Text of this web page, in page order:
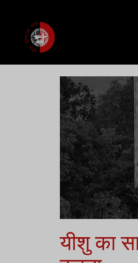
यीशु का